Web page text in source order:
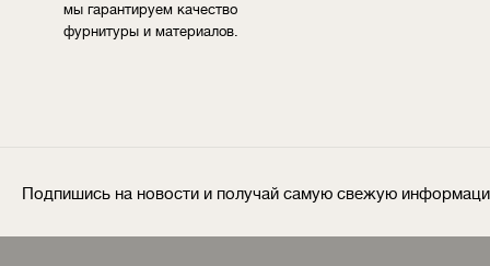
мы гарантируем качество
фурнитуры и материалов.
Подпишись на новости и получай самую свежую